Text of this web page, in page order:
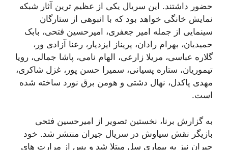
حضور داشتند. این سریال یکی از عظیم ترین آثار شبکه
نمایش خانگی خواهد بود که با انبوهی از ستارگان
سینمایی از جمله امیر جعفری، امیرحسین فتحی، بابک
حمیدیان، بهرام رادان، پریناز ایزدیار، رعنا آزادی ور،
گلاره عباسی، مریلا زارعی، الهام نامی، پاشا جمالی، رویا
تیموریان، ستاره پسیانی، سمیرا حسن پور، غزل شاکری،
مهدی پاکدل، نهال دشتی و هومن برق نورد ساخته شده
است.
به گزارش برنا، نخستین تصویر از امیرحسین فتحی
بازیگر نقش سیاوش در سریال جیران منتشر شد. خود
جیران نیز به بیماری سل مبتلا شد و پس از مرارت های